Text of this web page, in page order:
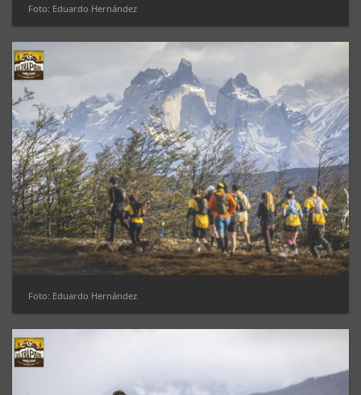
Foto: Eduardo Hernández
Foto: Eduardo Hernández